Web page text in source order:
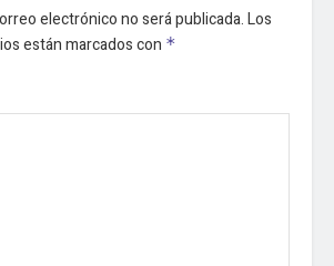
electrónico no será publicada.Los
están marcados con *